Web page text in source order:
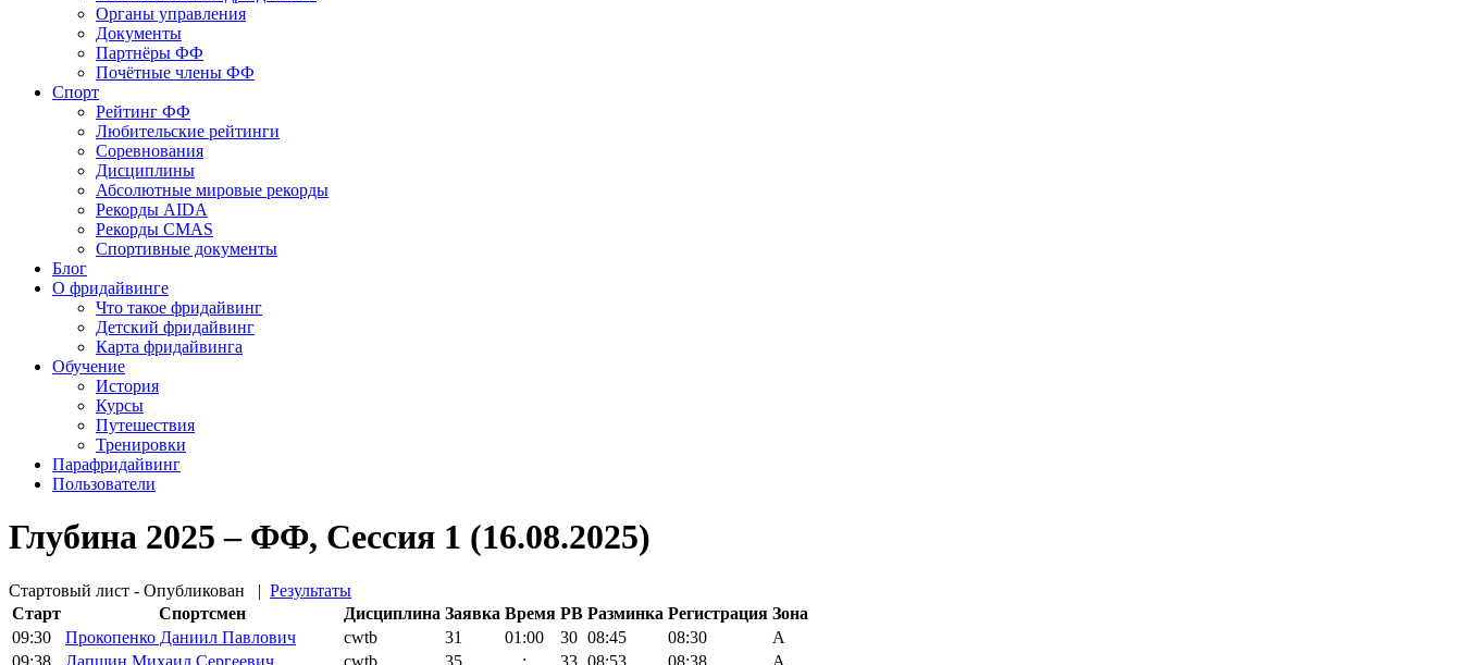
Органы управления
Документы
Партнёры ФФ
Почётные члены ФФ
Спорт
Рейтинг ФФ
Любительские рейтинги
Соревнования
Дисциплины
Абсолютные мировые рекорды
Рекорды AIDA
Рекорды CMAS
Спортивные документы
Блог
О фридайвинге
Что такое фридайвинг
Детский фридайвинг
Карта фридайвинга
Обучение
История
Курсы
Путешествия
Тренировки
Парафридайвинг
Пользователи
Глубина 2025 – ФФ, Сессия 1 (16.08.2025)
Стартовый лист - Опубликован | Результаты
Старт
Спортсмен Дисциплина Заявка Время PB Разминка Регистрация Зона
09:30
Прокопенко Даниил Павлович cwtb 31 01:00 30 08:45 08:30
A
09:38
Лапшин Михаил Сергеевич cwtb 35 __:__ 33 08:53 08:38
A